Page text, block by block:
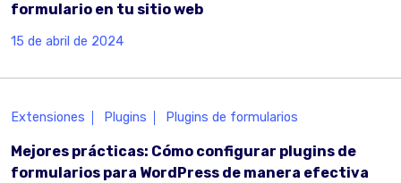
formulario en tu sitio web
15 de abril de 2024
Extensiones Plugins Plugins de formularios
Mejores prácticas: Cómo configurar plugins de
formularios para WordPress de manera efectiva